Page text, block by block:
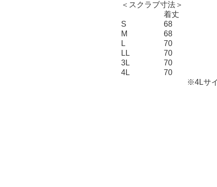
＜スクラブ寸法＞
着丈
S
68
M
68
L
70
LL
70
3L
70
4L
70
※4Lサイズは受注生